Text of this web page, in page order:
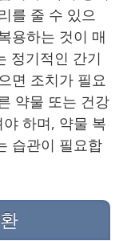
를 줄 수 있으
용하는 것이 매
정기적인 간기
면 조치가 필요
약물 또는 건강
하며, 약물 복
습관이 필요합